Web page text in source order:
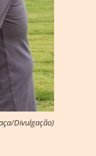
Divulgação)